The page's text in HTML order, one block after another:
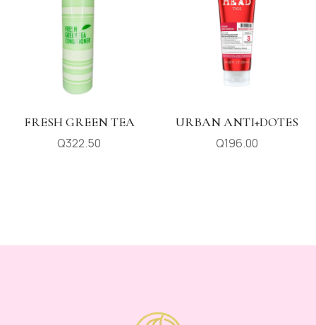
FRESH GREEN TEA
Q322.50
URBAN ANTI+DOTES
Q196.00